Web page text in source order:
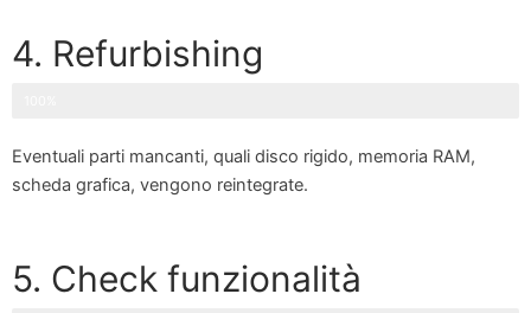
4. Refurbishing
Eventuali parti mancanti, quali disco rigido, memoria RAM,
scheda grafica, vengono reintegrate.
5. Check funzionalità